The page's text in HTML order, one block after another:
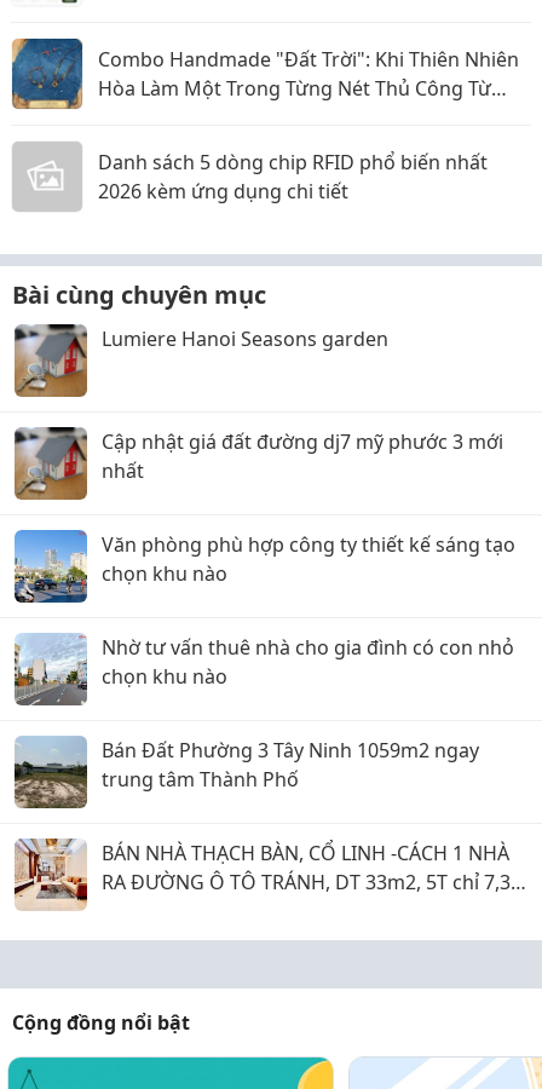
Combo Handmade "Đất Trời": Khi Thiên Nhiên
Hòa Làm Một Trong Từng Nét Thủ Công Từ
Danh sách 5 dòng chip RFID phổ biến nhất
2026 kèm ứng dụng chi tiết
Bài cùng chuyên mục
Lumiere Hanoi Seasons garden
Cập nhật giá đất đường dj7 mỹ phước 3 mới
nhất
Văn phòng phù hợp công ty thiết kế sáng tạo
chọn khu nào
Nhờ tư vấn thuê nhà cho gia đình có con nhỏ
chọn khu nào
Bán Đất Phường 3 Tây Ninh 1059m2 ngay
trung tâm Thành Phố
BÁN NHÀ THẠCH BÀN, CỔ LINH -CÁCH 1 NHÀ
RA ĐƯỜNG Ô TÔ TRÁNH, DT 33m2, 5T chỉ 7,35
Cộng đồng nổi bật